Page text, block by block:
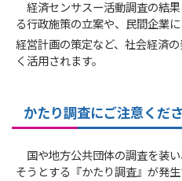
経済センサスー活動調査の結
る行政施策の立案や、民間企業に
経営計画の策定など、社会経済
く活用されます。
かたり調査にご注意くだ
国や地方公共団体の調査を装
そうとする『かたり調査』が発生